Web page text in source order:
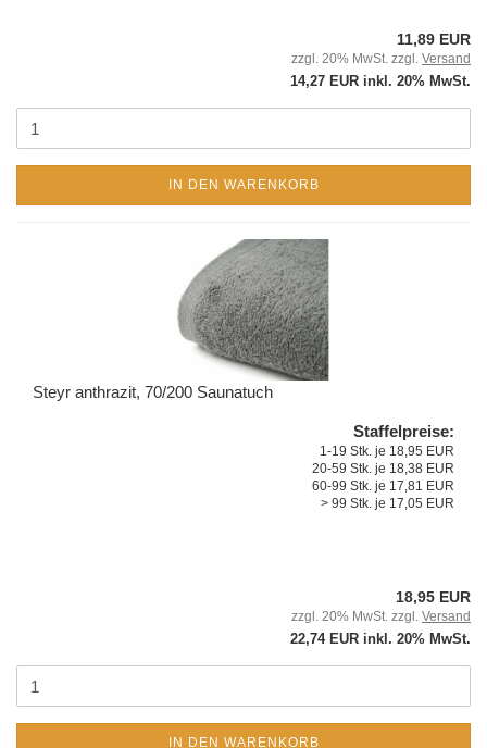
11,89 EUR
zzgl. 20% MwSt. zzgl. Versand
14,27 EUR inkl. 20% MwSt.
IN DEN WARENKORB
Steyr anthrazit, 70/200 Saunatuch
Staffelpreise:
1-19 Stk. je 18,95 EUR
20-59 Stk. je 18,38 EUR
60-99 Stk. je 17,81 EUR
> 99 Stk. je 17,05 EUR
18,95 EUR
zzgl. 20% MwSt. zzgl. Versand
22,74 EUR inkl. 20% MwSt.
IN DEN WARENKORB